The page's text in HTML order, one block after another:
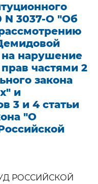
N 3037-О "Об
нарушение
частями 2
закона
и
3 и 4 статьи
"О
РОССИЙСКОЙ